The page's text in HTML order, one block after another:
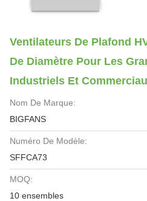
Ventilateurs De Plafond
De Diamètre Pour Les
Industriels Et
Nom De Marque:
BIGFANS
Numéro De Modèle:
SFFCA73
MOQ:
10 ensembles